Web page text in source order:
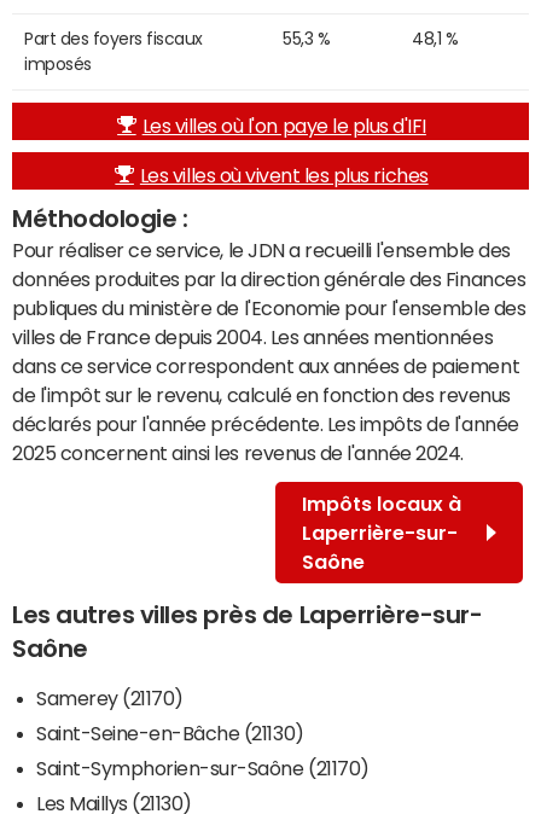
Part des foyers fiscaux
imposés
55,3 % 48,1 %
Les villes où l'on paye le plus d'IFI
Les villes où vivent les plus riches
Méthodologie :
Pour réaliser ce service, le JDN a recueilli l'ensemble des
données produites par la direction générale des Finances
publiques du ministère de l'Economie pour l'ensemble des
villes de France depuis 2004. Les années mentionnées
dans ce service correspondent aux années de paiement
de l'impôt sur le revenu, calculé en fonction des revenus
déclarés pour l'année précédente. Les impôts de l'année
2025 concernent ainsi les revenus de l'année 2024.
Impôts locaux à
Laperrière-sur-
Saône
Les autres villes près de Laperrière-sur-
Saône
Samerey (21170)
Saint-Seine-en-Bâche (21130)
Saint-Symphorien-sur-Saône (21170)
Les Maillys (21130)